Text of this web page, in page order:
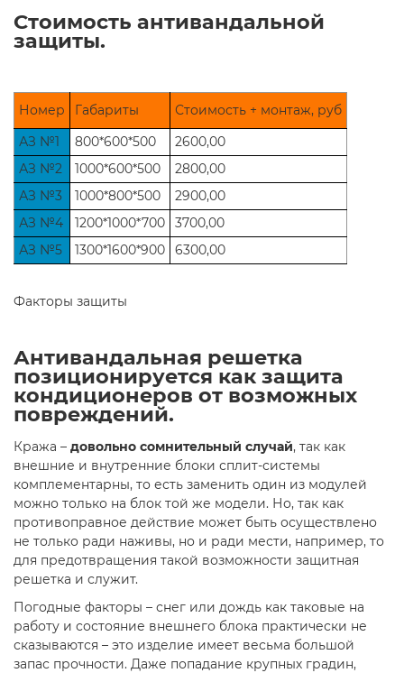
Стоимость антивандальной
защиты.
Номер Габариты
Стоимость + монтаж, руб
АЗ №1
800*600*500
2600,00
АЗ №2
1000*600*500
2800,00
АЗ №3
1000*800*500
2900,00
АЗ №4
1200*1000*700
3700,00
АЗ №5
1300*1600*900 6300,00
Факторы защиты
Антивандальная решетка
позиционируется как защита
кондиционеров от возможных
повреждений.
Кража – довольно сомнительный случай, так как
внешние и внутренние блоки сплит-системы
комплементарны, то есть заменить один из модулей
можно только на блок той же модели. Но, так как
противоправное действие может быть осуществлено
не только ради наживы, но и ради мести, например, то
для предотвращения такой возможности защитная
решетка и служит.
Погодные факторы – снег или дождь как таковые на
работу и состояние внешнего блока практически не
сказываются – это изделие имеет весьма большой
запас прочности. Даже попадание крупных градин,